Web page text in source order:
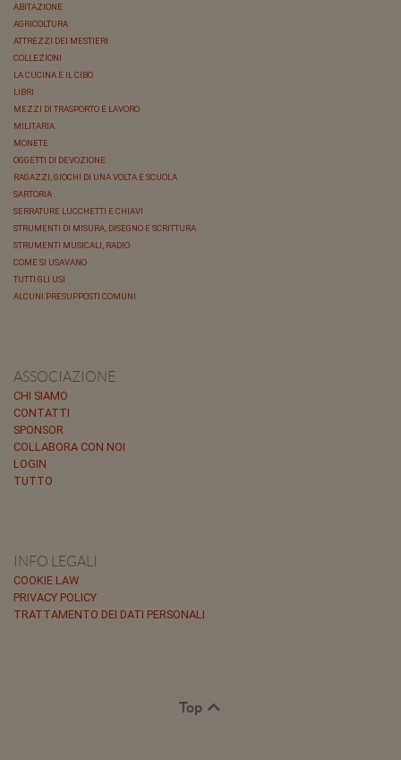
ABITAZIONE
AGRICOLTURA
ATTREZZI DEI MESTIERI
COLLEZIONI
LA CUCINA E IL CIBO
LIBRI
MEZZI DI TRASPORTO E LAVORO
MILITARIA
MONETE
OGGETTI DI DEVOZIONE
RAGAZZI, GIOCHI DI UNA VOLTA E SCUOLA
SARTORIA
SERRATURE LUCCHETTI E CHIAVI
STRUMENTI DI MISURA, DISEGNO E SCRITTURA
STRUMENTI MUSICALI, RADIO
COME SI USAVANO
TUTTI GLI USI
ALCUNI PRESUPPOSTI COMUNI
ASSOCIAZIONE
CHI SIAMO
CONTATTI
SPONSOR
COLLABORA CON NOI
LOGIN
TUTTO
INFO LEGALI
COOKIE LAW
PRIVACY POLICY
TRATTAMENTO DEI DATI PERSONALI
Top